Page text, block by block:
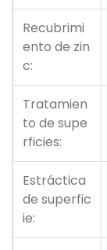
Recubrimi
ento de zin
c:
Tratamien
to de supe
rficies:
Estráctica
de superfic
ie: